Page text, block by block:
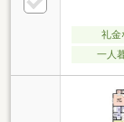
礼金
一人